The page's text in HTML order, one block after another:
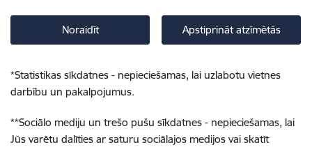
Noraidīt Apstiprināt atzīmētās
*Statistikas sīkdatnes - nepieciešamas, lai uzlabotu vietnes
darbību un pakalpojumus.
**Sociālo mediju un trešo pušu sīkdatnes - nepieciešamas, lai
Jūs varētu dalīties ar saturu sociālajos medijos vai skatīt